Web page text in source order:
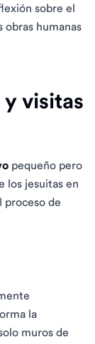
sobre el
obras humanas
visitas
pequeño pero
los jesuitas en
proceso de
la
muros de